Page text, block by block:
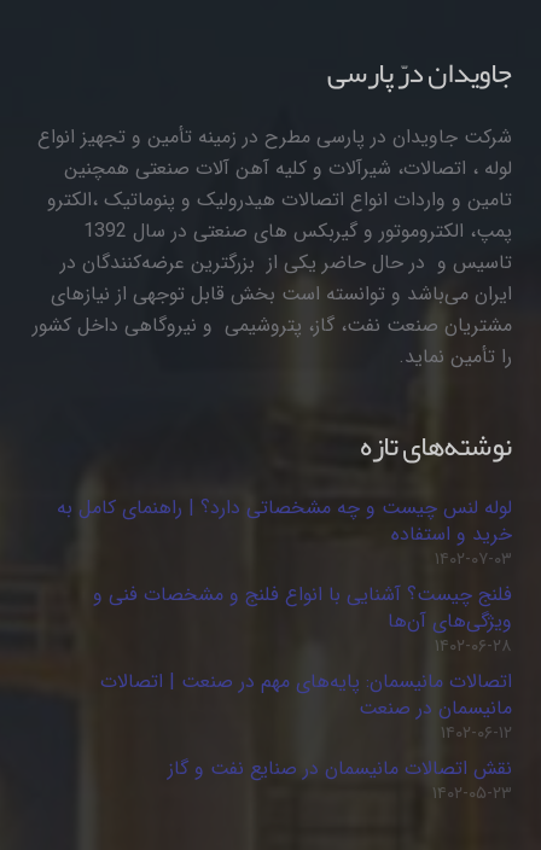
جاویدان درّ پارسی
شرکت جاویدان در پارسی مطرح در زمینه تأمین و تجهیز انواع
لوله ، اتصالات، شیرآلات و کلیه آهن آلات صنعتی همچنین
تامین و واردات انواع اتصالات هیدرولیک و پنوماتیک ،الکترو
پمپ، الکتروموتور و گیربکس های صنعتی در سال 1392
تاسیس و در حال حاضر یکی از بزرگترین عرضه‌کنندگان در
ایران می‌باشد و توانسته است بخش قابل توجهی از نیازهای
مشتریان صنعت نفت، گاز، پتروشیمی و نیروگاهی داخل کشور
را تأمین نماید.
نوشته‌های تازه
لوله لنس چیست و چه مشخصاتی دارد؟ | راهنمای کامل به
خرید و استفاده
۱۴۰۲-۰۷-۰۳
فلنج چیست؟ آشنایی با انواع فلنج و مشخصات فنی و
ویژگی‌های آن‌ها
۱۴۰۲-۰۶-۲۸
اتصالات مانیسمان: پایه‌های مهم در صنعت | اتصالات
مانیسمان در صنعت
۱۴۰۲-۰۶-۱۲
نقش اتصالات مانیسمان در صنایع نفت و گاز
۱۴۰۲-۰۵-۲۳